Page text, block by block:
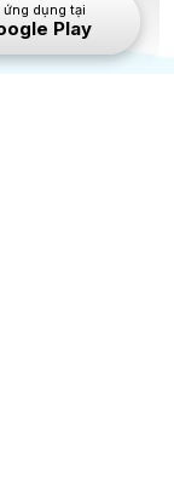
ứng dụng tại
Play